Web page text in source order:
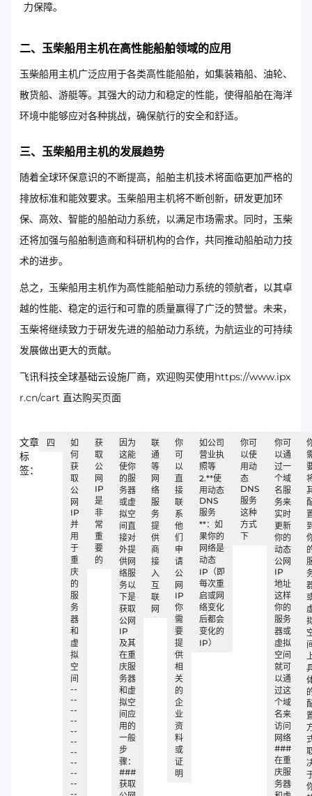
力保障。
二、玉柴船用主机在高性能船舶领域的应用
玉柴船用主机广泛应用于各类高性能船舶，如集装箱船、油轮、
散货船、游艇等。其强大的动力和稳定的性能，使得船舶在海洋
环境中能够应对各种挑战，确保航行的安全和舒适。
三、玉柴船用主机的发展趋势
随着全球环保意识的不断提高，船舶主机技术将面临更加严格的
排放标准和能效要求。玉柴船用主机将不断创新，研发更加环
保、高效、智能的船舶动力系统，以满足市场需求。同时，玉柴
还将加强与船舶制造商和科研机构的合作，共同推动船舶动力技
术的进步。
总之，玉柴船用主机作为高性能船舶动力系统的领航者，以其卓
越的性能、稳定的运行和可靠的质量赢得了广泛的赞誉。未来，
玉柴将继续致力于研发先进的船舶动力系统，为航运业的可持续
发展做出更大的贡献。
飞讯科技全球基础云设施厂商，欢迎购买使用https://www.ipx
r.cn/cart 直达购买页面
文章
标
签：
四
如
何
获
取
公
网
IP
并
用
于
重
庆
的
服
务
器
和
虚
拟
空
间
--
--
--
--
--
--
--
--
--
--
--
获
取
公
网
IP
是
非
常
重
要
的
因为
这能
使你
的服
务器
或虚
拟空
间直
接对
外提
供网
络服
务以
下是
获取
公网
IP
及其
在重
庆服
务器
和虚
拟空
间应
用的
一般
步
骤：
###
获取
联
通
等
网
络
服
务
提
供
商
接
入
互
联
网
你
可
以
直
接
联
系
他
们
申
请
公
网
IP
你
需
要
提
供
相
关
的
企
业
资
料
或
证
明
如公司
营业执
照等
2.**使
用动态
DNS
服务
**：如
果你的
网络是
动态
IP（即
每次重
启或网
络变化
后都会
变化的
IP）
你可
以使
用动
态
DNS
服务
这种
方式
下
你可
以通
过一
个域
名服
务来
实时
更新
你的
动态
公网
IP
地址
这样
你的
服务
器或
虚拟
空间
就可
以通
过这
个域
名来
访问
网络
###
在重
庆服
务器